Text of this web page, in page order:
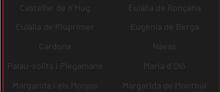
Castellar de n´Hug
Eulàlia de Ronçana
Eulàlia de Riuprimer
Eugènia de Berga
Cardona
Navas
Palau-solità i Plegamans
Maria d´Oló
Margarida i els Monjos
Margarida de Montbui